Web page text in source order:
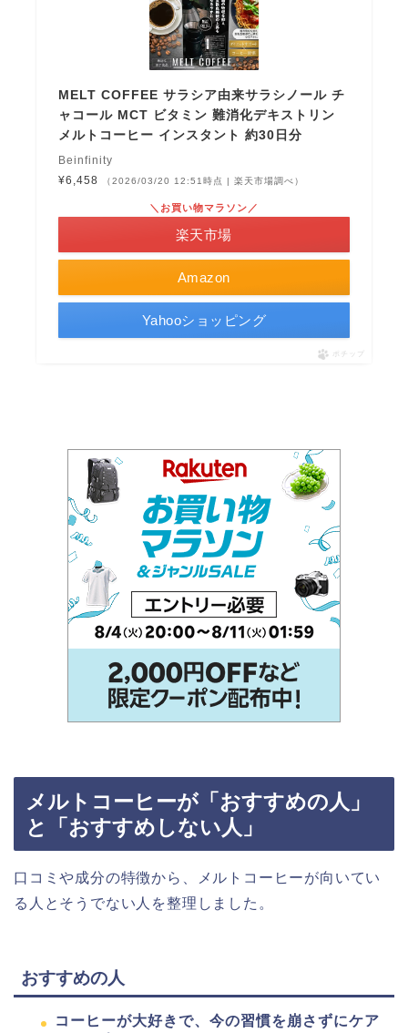
MELT COFFEE サラシア由来サラシノール チ
ャコール MCT ビタミン 難消化デキストリン
メルトコーヒー インスタント 約30日分
Beinfinity
¥6,458
（2026/03/20 12:51時点 | 楽天市場調べ）
Amazon
＼お買い物マラソン／
楽天市場
Yahooショッピング
ポチップ
メルトコーヒーが「おすすめの人」
と「おすすめしない人」
口コミや成分の特徴から、メルトコーヒーが向いてい
る人とそうでない人を整理しました。
おすすめの人
コーヒーが大好きで、今の習慣を崩さずにケア